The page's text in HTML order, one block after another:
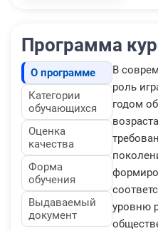
Программа
О программе
Категории
обучающихся
Оценка
качества
Форма
обучения
Выдаваемый
документ
В
роль
годом
уровню